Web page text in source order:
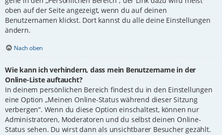
oben auf der Seite angezeigt, wenn du auf deinen
Benutzernamen klickst. Dort kannst du alle deine Einstellungen
ändern.
Nach oben
Wie kann ich verhindern, dass mein Benutzername in der
Online-Liste auftaucht?
In deinem persönlichen Bereich findest du in den Einstellungen
eine Option „Meinen Online-Status während dieser Sitzung
verbergen“. Wenn du diese Option einschaltest, können nur
Administratoren, Moderatoren und du selbst deinen Online-
Status sehen. Du wirst dann als unsichtbarer Besucher gezählt.